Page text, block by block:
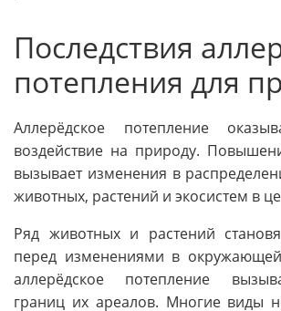
Последствия
потепления для
Аллерёдское потепление
воздействие на природу.
вызывает изменения в
животных, растений и экосистем в
Ряд животных и растений
перед изменениями в
аллерёдское потепление
границ их ареалов. Многие виды